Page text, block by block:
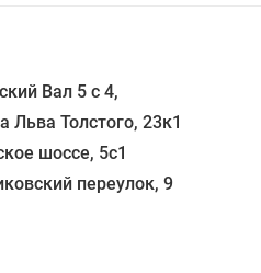
Вал 5 с 4,
Льва Толстого, 23к1
шоссе, 5с1